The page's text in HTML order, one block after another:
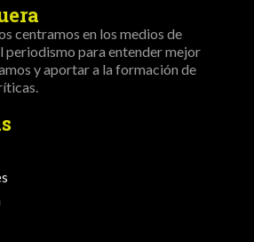
centramos en los medios de
periodismo para entender mejor
y aportar a la formación de